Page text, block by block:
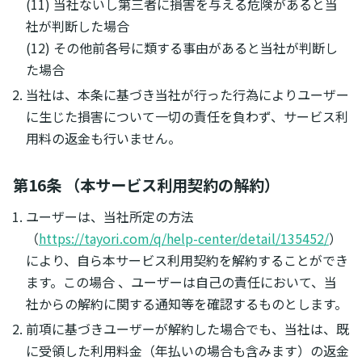
社が判断した場合
(12) その他前各号に類する事由があると当社が判断し
た場合
当社は、本条に基づき当社が行った行為によりユーザー
に生じた損害について一切の責任を負わず、サービス利
用料の返金も行いません。
第16条 （本サービス利用契約の解約）
ユーザーは、当社所定の方法
（https://tayori.com/q/help-center/detail/135452/）
により、自ら本サービス利用契約を解約することができ
ます。この場合 、ユーザーは自己の責任において、当
社からの解約に関する通知等を確認するものとします。
前項に基づきユーザーが解約した場合でも、当社は、既
に受領した利用料金（年払いの場合も含みます）の返金